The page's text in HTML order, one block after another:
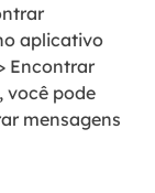
aplicativo
Encontrar
você pode
mensagens